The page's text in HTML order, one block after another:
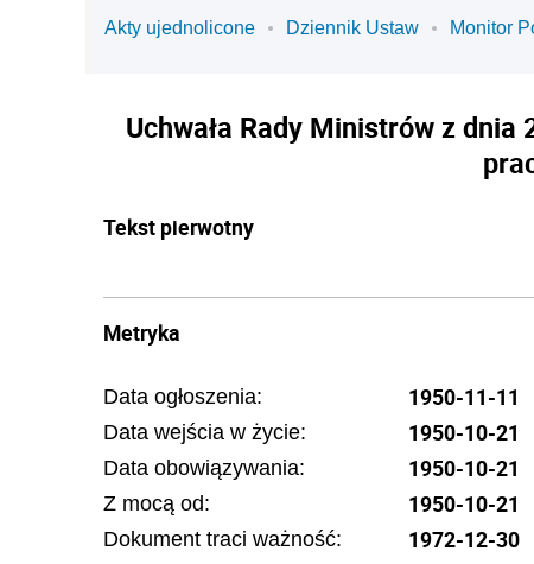
Akty ujednolicone Dziennik Ustaw Monitor
Uchwała Rady Ministrów z
Tekst pierwotny
Metryka
Data ogłoszenia: 1950-11-11
Data wejścia w życie: 1950-10-21
Data obowiązywania: 1950-10-21
Z mocą od: 1950-10-21
Dokument traci ważność: 1972-12-30